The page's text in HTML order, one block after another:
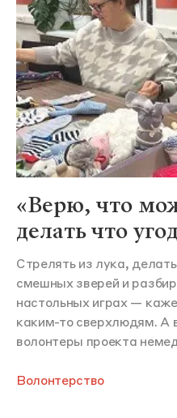
«Верю, что
делать что
Стрелять из лука,
смешных зверей и
настольных играх —
каким-то сверхлюдям. А
волонтеры проекта
Волонтерство